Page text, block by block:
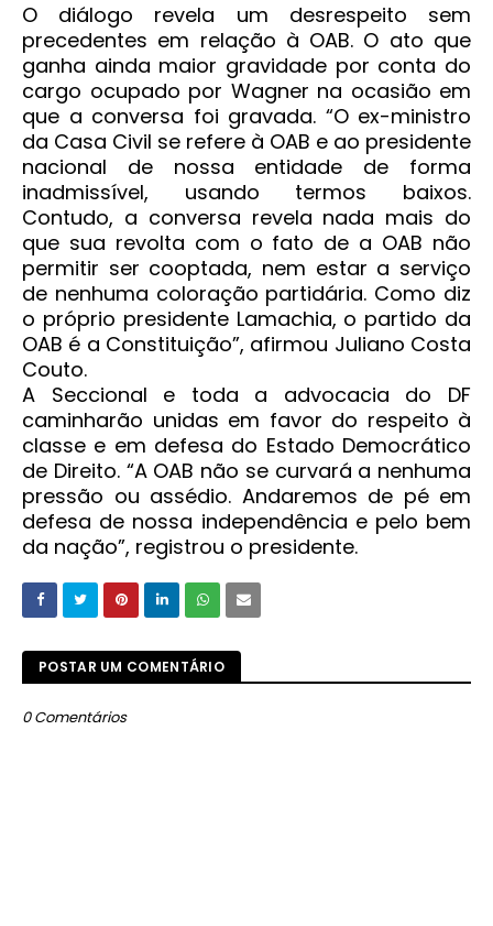
O diálogo revela um desrespeito sem
precedentes em relação à OAB. O ato que
ganha ainda maior gravidade por conta do
cargo ocupado por Wagner na ocasião em
que a conversa foi gravada. “O ex-ministro
da Casa Civil se refere à OAB e ao presidente
nacional de nossa entidade de forma
inadmissível, usando termos baixos.
Contudo, a conversa revela nada mais do
que sua revolta com o fato de a OAB não
permitir ser cooptada, nem estar a serviço
de nenhuma coloração partidária. Como diz
o próprio presidente Lamachia, o partido da
OAB é a Constituição”, afirmou Juliano Costa
Couto.
A Seccional e toda a advocacia do DF
caminharão unidas em favor do respeito à
classe e em defesa do Estado Democrático
de Direito. “A OAB não se curvará a nenhuma
pressão ou assédio. Andaremos de pé em
defesa de nossa independência e pelo bem
da nação”, registrou o presidente.
POSTAR UM COMENTÁRIO
0 Comentários